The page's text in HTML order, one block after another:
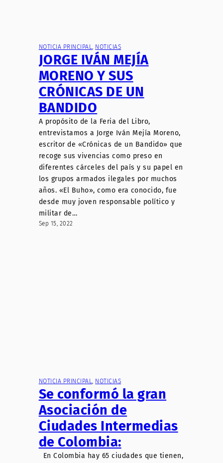
NOTICIA PRINCIPAL, NOTICIAS
JORGE IVÁN MEJÍA
MORENO Y SUS
CRÓNICAS DE UN
BANDIDO
A propósito de la Feria del Libro,
entrevistamos a Jorge Iván Mejía Moreno,
escritor de «Crónicas de un Bandido» que
recoge sus vivencias como preso en
diferentes cárceles del país y su papel en
los grupos armados ilegales por muchos
años. «El Buho», como era conocido, fue
desde muy joven responsable político y
militar de…
Sep 15, 2022
NOTICIA PRINCIPAL NOTICIAS
Se conformó la gran
Asociación de
Ciudades Intermedias
de Colombia:
En Colombia hay 65 ciudades que tienen,